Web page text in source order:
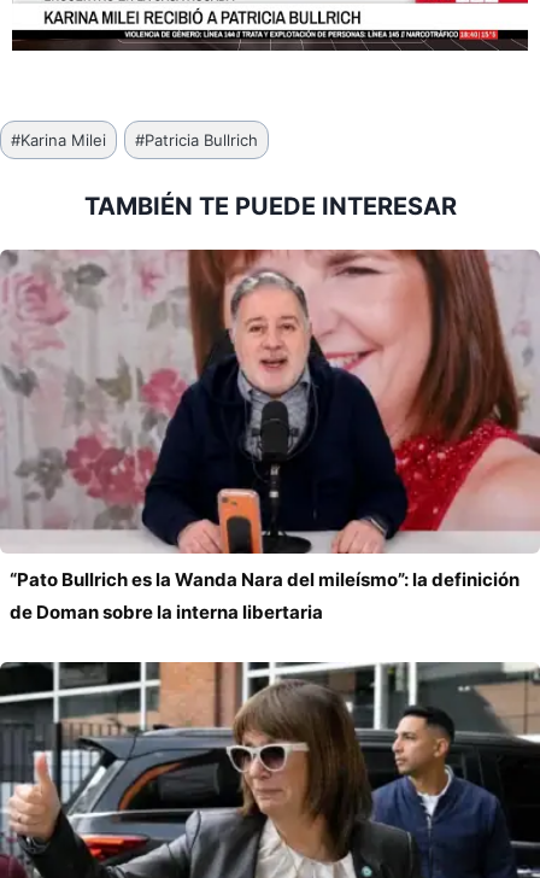
Etiquetas
de
#Karina Milei #Patricia Bullrich
TAMBIÉN TE PUEDE INTERESAR
“Pato Bullrich es la Wanda Nara del mileísmo”: la definición
de Doman sobre la interna libertaria